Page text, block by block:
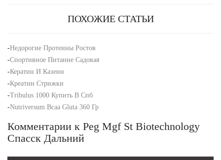
ПОХОЖИЕ СТАТЬИ
-Недорогие Протеины Ростов
-Спортивное Питание Садовая
-Кератин И Казеин
-Креатин Стрижки
-Tribulus 1000 Купить В Спб
-Nutriversum Bcaa Gluta 360 Гр
Комментарии к Peg Mgf St Biotechnology
Спасск Дальний